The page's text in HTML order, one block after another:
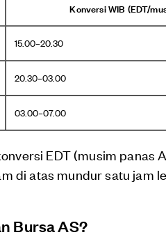
Konversi WIB (EDT/
15.00–20.30
20.30–03.00
03.00–07.00
EDT (musim panas
di atas mundur satu jam
Bursa AS?